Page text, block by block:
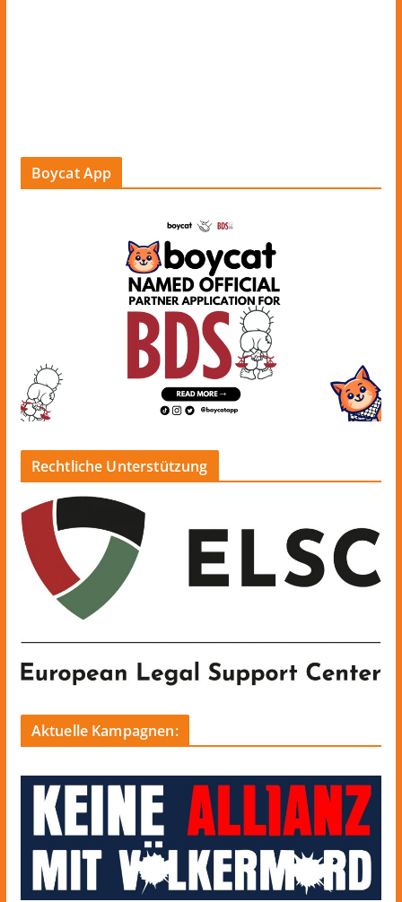
Boycat App
Rechtliche Unterstützung
Aktuelle Kampagnen: